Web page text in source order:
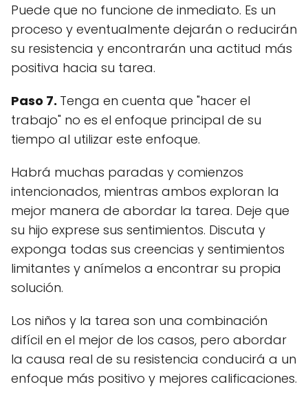
Puede que no funcione de inmediato. Es un
proceso y eventualmente dejarán o reducirán
su resistencia y encontrarán una actitud más
positiva hacia su tarea.
Paso 7. Tenga en cuenta que "hacer el
trabajo" no es el enfoque principal de su
tiempo al utilizar este enfoque.
Habrá muchas paradas y comienzos
intencionados, mientras ambos exploran la
mejor manera de abordar la tarea. Deje que
su hijo exprese sus sentimientos. Discuta y
exponga todas sus creencias y sentimientos
limitantes y anímelos a encontrar su propia
solución.
Los niños y la tarea son una combinación
difícil en el mejor de los casos, pero abordar
la causa real de su resistencia conducirá a un
enfoque más positivo y mejores calificaciones.